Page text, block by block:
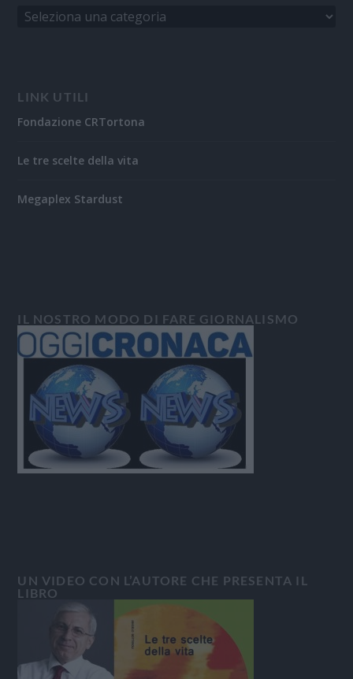
LINK UTILI
Fondazione CRTortona
Le tre scelte della vita
Megaplex Stardust
IL NOSTRO MODO DI FARE GIORNALISMO
UN VIDEO CON L’AUTORE CHE PRESENTA IL
LIBRO